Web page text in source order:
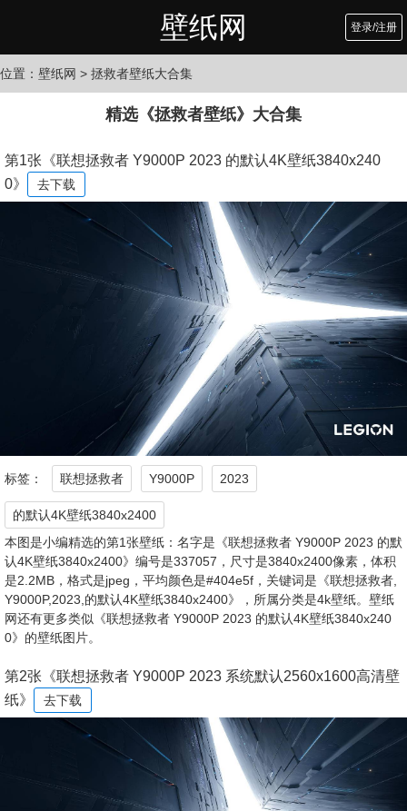
壁纸网 登录/注册
位置： 壁纸网 > 拯救者壁纸大合集
精选《拯救者壁纸》大合集
第1张《联想拯救者 Y9000P 2023 的默认4K壁纸3840x240
0》
去下载
标签： 联想拯救者 Y9000P 2023
的默认4K壁纸3840x2400
本图是小编精选的第1张壁纸：名字是《联想拯救者 Y9000P 2023 的默
认4K壁纸3840x2400》编号是337057，尺寸是3840x2400像素，体积
是2.2MB，格式是jpeg，平均颜色是#404e5f，关键词是《联想拯救者,
Y9000P,2023,的默认4K壁纸3840x2400》，所属分类是4k壁纸。壁纸
网还有更多类似《联想拯救者 Y9000P 2023 的默认4K壁纸3840x240
0》的壁纸图片。
第2张《联想拯救者 Y9000P 2023 系统默认2560x1600高清壁
纸》
去下载